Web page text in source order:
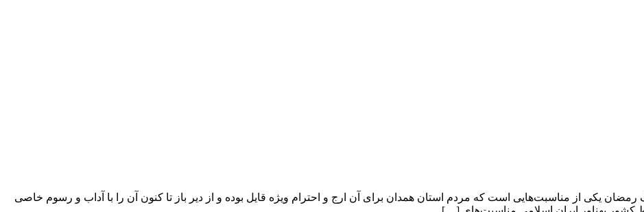
یکی از مناسبت‌هایی است که مردم استان همدان برای آن ارج و احترام ویژه قایل بوده و از دیر باز تا کنون آن را با آداب و رسوم خاصی